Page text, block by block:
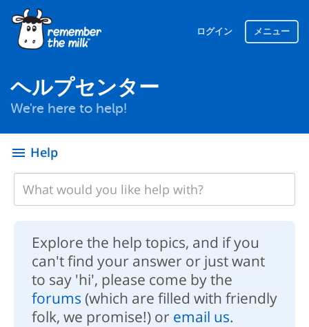
ログイン メニュー
ヘルプセンター
We're here to help!
menu Help
Explore the help topics, and if you
can't find your answer or just want
to say 'hi', please come by the
forums (which are filled with friendly
folk, we promise!) or email us.